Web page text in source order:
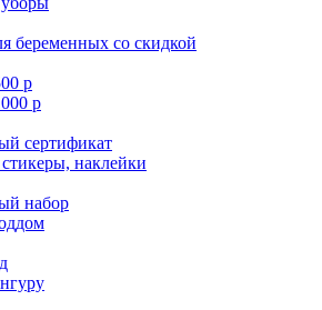
беременных со скидкой
р
р
сертификат
наклейки
набор